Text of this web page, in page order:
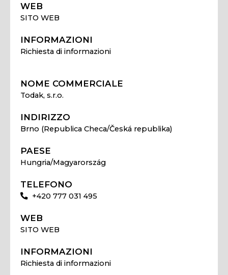
WEB
SITO WEB
INFORMAZIONI
Richiesta di informazioni
NOME COMMERCIALE
Todak, s.r.o.
INDIRIZZO
Brno (Republica Checa/Česká republika)
PAESE
Hungria/Magyarország
TELEFONO
+420 777 031 495
WEB
SITO WEB
INFORMAZIONI
Richiesta di informazioni